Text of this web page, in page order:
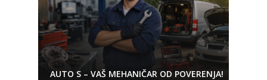
AUTO S – VAŠ MEHANIČAR OD POVERENJA!